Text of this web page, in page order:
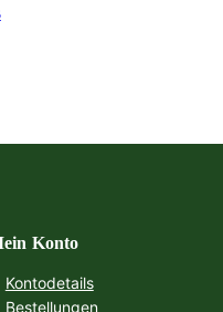
Konto
Kontodetails
Bestellungen